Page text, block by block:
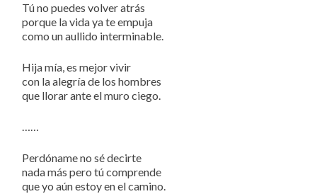
Tú no puedes volver atrás
porque la vida ya te empuja
como un aullido interminable.
Hija mía, es mejor vivir
con la alegría de los hombres
que llorar ante el muro ciego.
……
Perdóname no sé decirte
nada más pero tú comprende
que yo aún estoy en el camino.